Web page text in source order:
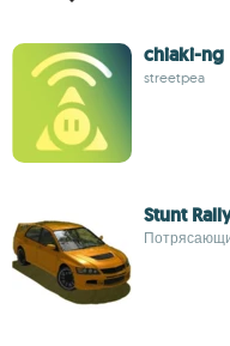
chiaki-ng
streetpea
Stunt